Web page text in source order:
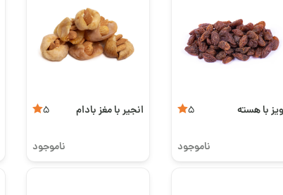
با هسته 5
ناموجود
انجیر با مغز بادام 5
ناموجود